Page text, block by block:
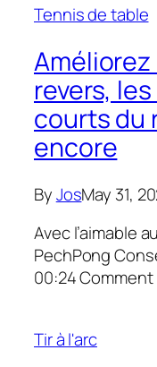
Tennis de table
revers,
courts du
encore
ByJosMay 31,
Avec l’aimable
PechPong
00:24
Tir à l'arc